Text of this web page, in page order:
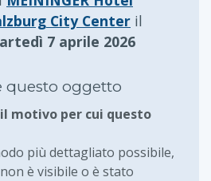
City Center il
7 aprile 2026
questo oggetto
motivo per cui questo
più dettagliato possibile,
è visibile o è stato